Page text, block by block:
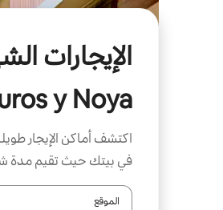
y Noya
اكتشف أماكن الإيجار
في بيتك حيث تقيم مدة
الموقع